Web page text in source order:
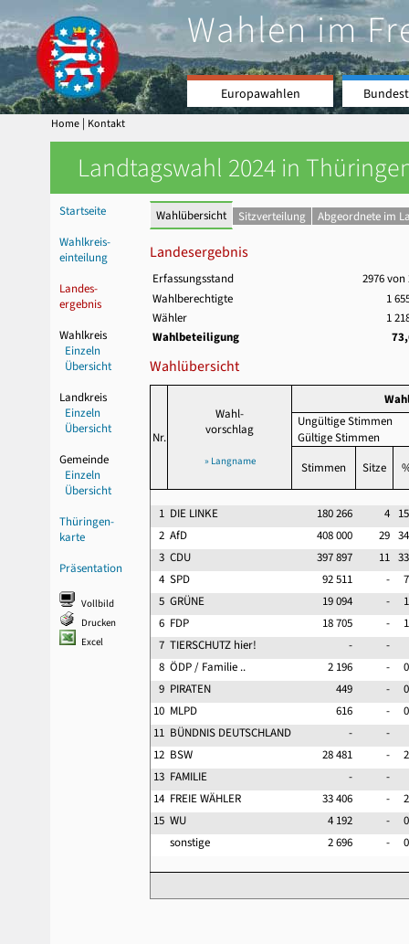
Wahlen im
Europawahlen
Home | Kontakt
Landtagswahl 2024 in
Startseite
Wahlkreis-
einteilung
Landes-
ergebnis
Wahlkreis
Einzeln
Übersicht
Landkreis
Einzeln
Übersicht
Gemeinde
Einzeln
Übersicht
Thüringen-
karte
Präsentation
Vollbild
Drucken
Excel
Wahlübersicht Sitzverteilung Abgeordnete im
Landesergebnis
Erfassungsstand
2976 von
Wahlberechtigte
1
Wähler
1
Wahlbeteiligung
Wahlübersicht
Nr.
Wahl-
vorschlag
» Langname
Ungültige Stimmen
Gültige Stimmen
Stimmen
Sitze
1 DIE LINKE 180 266 4
2 AfD 408 000 29
3 CDU 397 897 11
4 SPD 92 511 -
5 GRÜNE 19 094 -
6 FDP 18 705 -
7 TIERSCHUTZ hier! - -
8 ÖDP / Familie .. 2 196 -
9 PIRATEN 449 -
10 MLPD 616 -
11 BÜNDNIS DEUTSCHLAND - -
12 BSW 28 481 -
13 FAMILIE - -
14 FREIE WÄHLER 33 406 -
15 WU 4 192 -
sonstige
2 696 -